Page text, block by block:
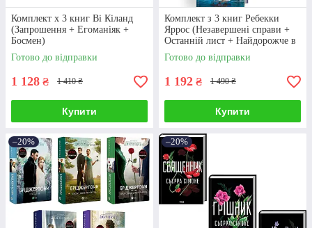
Комплект х 3 книг Ві Кіланд
(Запрошення + Егоманіяк +
Босмен)
Готово до відправки
1 128 ₴ 1 410 ₴
Купити
Комплект з 3 книг Ребекки
Яррос (Незавершені справи +
Останній лист + Найдорожче в
житті)
Готово до відправки
1 192 ₴ 1 490 ₴
Купити
–20% –20%